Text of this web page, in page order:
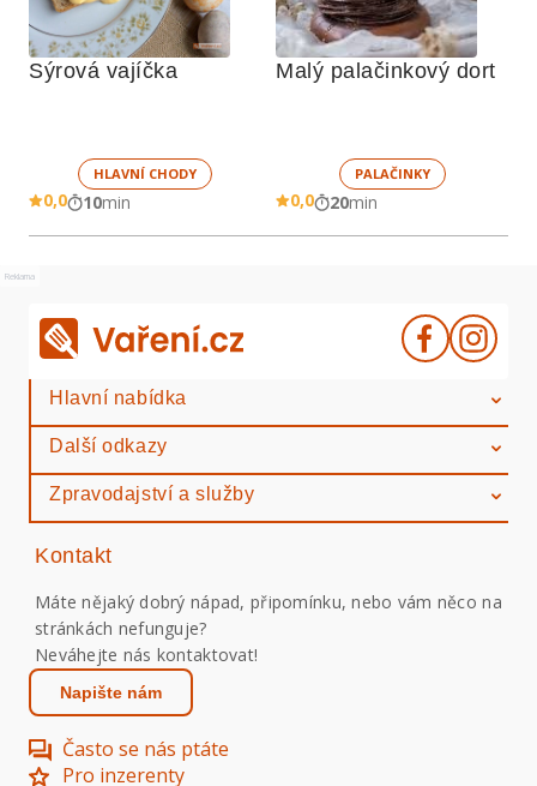
Sýrová vajíčka
HLAVNÍ CHODY
0,0 10min
Malý palačinkový dort
PALAČINKY
0,0 20min
Reklama
Hlavní nabídka
Další odkazy
Zpravodajství a služby
Kontakt
Máte nějaký dobrý nápad, připomínku, nebo vám něco na
stránkách nefunguje?
Neváhejte nás kontaktovat!
Napište nám
Často se nás ptáte
Pro inzerenty